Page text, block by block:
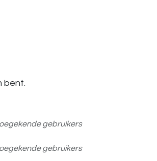
bent.
gebruikers
gebruikers